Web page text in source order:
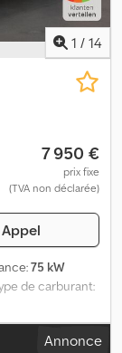
1 / 14
7 950 €
prix fixe
(TVA non déclarée)
Appel
75 kW
de carburant:
du
d'engrenage:
Annonce